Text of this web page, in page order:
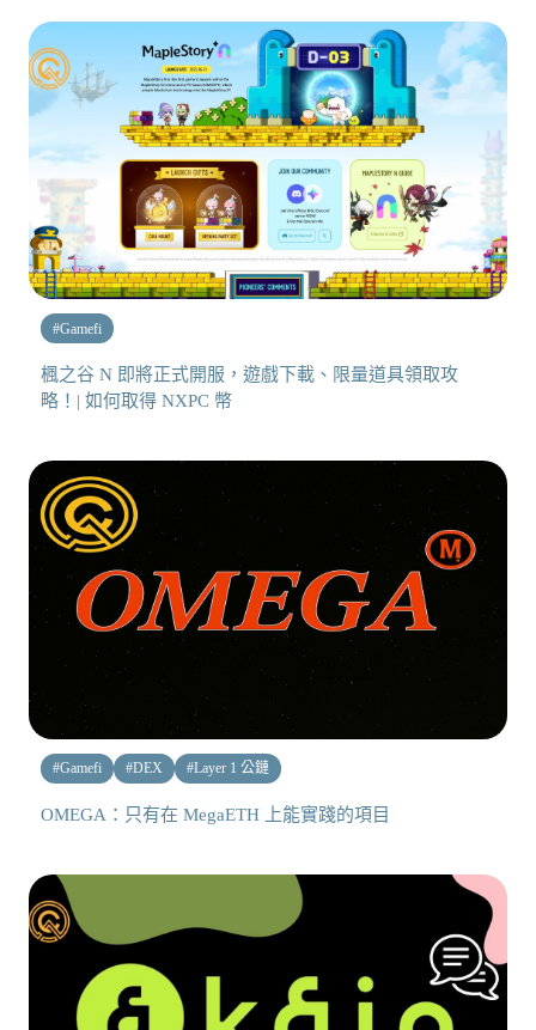
#Gamefi
楓之谷 N 即將正式開服，遊戲下載、限量道具領取攻
略！| 如何取得 NXPC 幣
#Gamefi #DEX #Layer 1 公鏈
OMEGA：只有在 MegaETH 上能實踐的項目